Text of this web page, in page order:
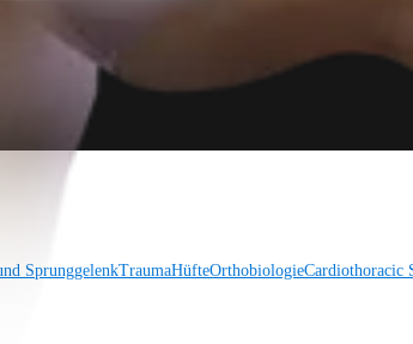
SprunggelenkTraumaHüfteOrthobiologieCardiothoracic